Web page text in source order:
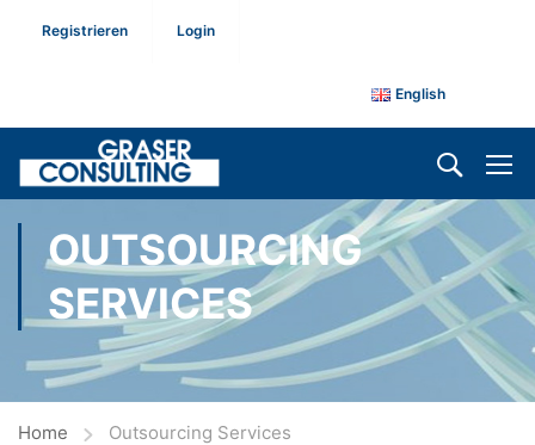
Registrieren Login
English
OUTSOURCING
SERVICES
Home Outsourcing Services